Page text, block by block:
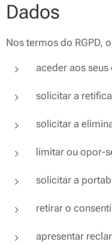
Dados
Nos termos do RGPD,
aceder aos
solicitar a
solicitar a
limitar ou opor-
solicitar a
retirar o
apresentar